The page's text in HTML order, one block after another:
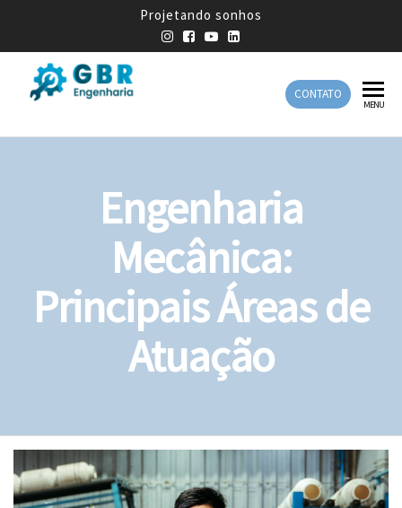
Projetando sonhos
Engenharia
Engenharia
CONTATO
MENU
Engenharia
Mecânica:
Principais Áreas de
Atuação